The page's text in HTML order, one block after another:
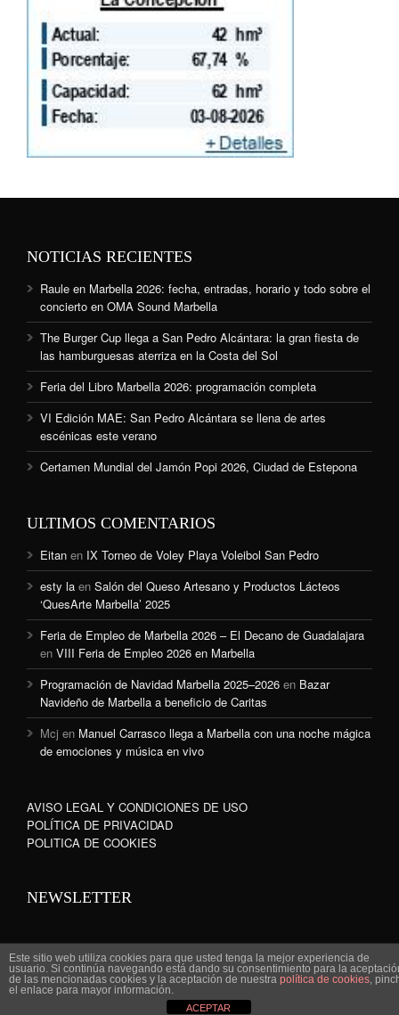
NOTICIAS RECIENTES
Raule en Marbella 2026: fecha, entradas, horario y todo sobre el
concierto en OMA Sound Marbella
The Burger Cup llega a San Pedro Alcántara: la gran fiesta de
las hamburguesas aterriza en la Costa del Sol
Feria del Libro Marbella 2026: programación completa
VI Edición MAE: San Pedro Alcántara se llena de artes
escénicas este verano
Certamen Mundial del Jamón Popi 2026, Ciudad de Estepona
ULTIMOS COMENTARIOS
Eitan en IX Torneo de Voley Playa Voleibol San Pedro
esty la en Salón del Queso Artesano y Productos Lácteos
‘QuesArte Marbella’ 2025
Feria de Empleo de Marbella 2026 – El Decano de Guadalajara
en VIII Feria de Empleo 2026 en Marbella
Programación de Navidad Marbella 2025–2026 en Bazar
Navideño de Marbella a beneficio de Caritas
Mcj en Manuel Carrasco llega a Marbella con una noche mágica
de emociones y música en vivo
AVISO LEGAL Y CONDICIONES DE USO
POLÍTICA DE PRIVACIDAD
POLITICA DE COOKIES
NEWSLETTER
www.marbella-sanpedro.com 2010©
Este sitio web utiliza cookies para que usted tenga la mejor experiencia de
usuario. Si continúa navegando está dando su consentimiento para la
de las mencionadas cookies y la aceptación de nuestra política de cookies,
el enlace para mayor información.
ACEPTAR